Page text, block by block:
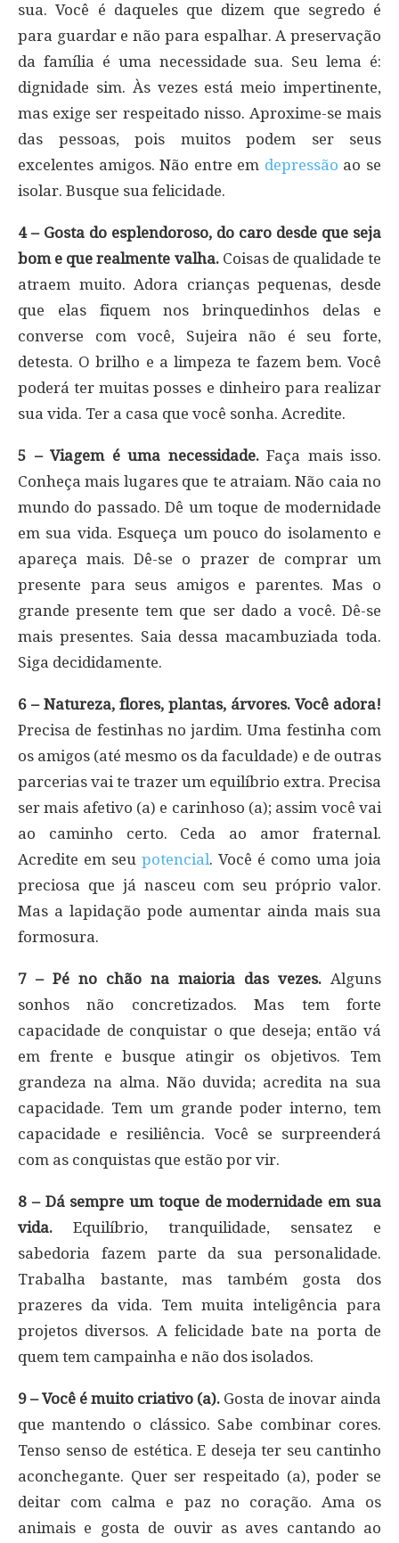
sua. Você é daqueles que dizem que segredo é
para guardar e não para espalhar. A preservação
da família é uma necessidade sua. Seu lema é:
dignidade sim. Às vezes está meio impertinente,
mas exige ser respeitado nisso. Aproxime-se mais
das pessoas, pois muitos podem ser seus
excelentes amigos. Não entre em depressão ao se
isolar. Busque sua felicidade.
4 – Gosta do esplendoroso, do caro desde que seja
bom e que realmente valha.Coisas de qualidade te
atraem muito. Adora crianças pequenas, desde
que elas fiquem nos brinquedinhos delas e
converse com você, Sujeira não é seu forte,
detesta. O brilho e a limpeza te fazem bem. Você
poderá ter muitas posses e dinheiro para realizar
sua vida. Ter a casa que você sonha. Acredite.
5 – Viagem é uma necessidade.Faça mais isso.
Conheça mais lugares que te atraiam. Não caia no
mundo do passado. Dê um toque de modernidade
em sua vida. Esqueça um pouco do isolamento e
apareça mais. Dê-se o prazer de comprar um
presente para seus amigos e parentes. Mas o
grande presente tem que ser dado a você. Dê-se
mais presentes. Saia dessa macambuziada toda.
Siga decididamente.
6 – Natureza, flores, plantas, árvores. Você adora!
Precisa de festinhas no jardim. Uma festinha com
os amigos (até mesmo os da faculdade) e de outras
parcerias vai te trazer um equilíbrio extra. Precisa
ser mais afetivo (a) e carinhoso (a); assim você vai
ao caminho certo. Ceda ao amor fraternal.
Acredite em seu potencial. Você é como uma joia
preciosa que já nasceu com seu próprio valor.
Mas a lapidação pode aumentar ainda mais sua
formosura.
7 – Pé no chão na maioria das vezes. Alguns
sonhos não concretizados. Mas tem forte
capacidade de conquistar o que deseja; então vá
em frente e busque atingir os objetivos. Tem
grandeza na alma. Não duvida; acredita na sua
capacidade. Tem um grande poder interno, tem
capacidade e resiliência. Você se surpreenderá
com as conquistas que estão por vir.
8 – Dá sempre um toque de modernidade em sua
vida. Equilíbrio, tranquilidade, sensatez e
sabedoria fazem parte da sua personalidade.
Trabalha bastante, mas também gosta dos
prazeres da vida. Tem muita inteligência para
projetos diversos. A felicidade bate na porta de
quem tem campainha e não dos isolados.
9 – Você é muito criativo (a). Gosta de inovar ainda
que mantendo o clássico. Sabe combinar cores.
Tenso senso de estética. E deseja ter seu cantinho
aconchegante. Quer ser respeitado (a), poder se
deitar com calma e paz no coração. Ama os
animais e gosta de ouvir as aves cantando ao